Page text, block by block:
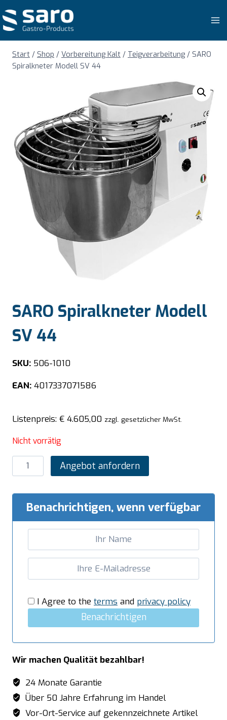
Inhalt
springen
Start / Shop / Vorbereitung Kalt / Teigverarbeitung / SARO
Spiralkneter Modell SV 44
SARO Spiralkneter Modell
SV 44
SKU: 506-1010
EAN: 4017337071586
Listenpreis: € 4.605,00 zzgl. gesetzlicher MwSt.
Nicht vorrätig
SARO
Spiralkneter
Menge
Angebot anfordern
Benachrichtigen, wenn verfügbar
I Agree to the terms and privacy policy
Benachrichtigen
Wir machen Qualität bezahlbar!
24 Monate Garantie
Über 50 Jahre Erfahrung im Handel
Vor-Ort-Service auf gekennzeichnete Artikel